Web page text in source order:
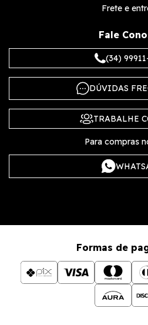
Frete e
Fale
(34)
DÚVIDAS
TRABALHE
Para compras
Formas de